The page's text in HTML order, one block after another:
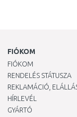
FIÓKOM
FIÓKOM
RENDELÉS STÁTUSZA
REKLAMÁCIÓ,
HÍRLEVÉL
GYÁRTÓ